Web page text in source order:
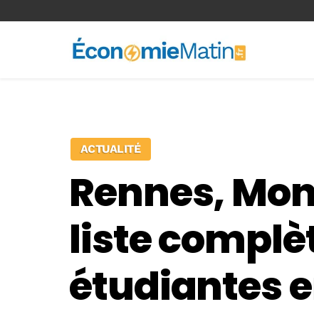
ACTUALITÉ
Rennes,
liste
étudiantes